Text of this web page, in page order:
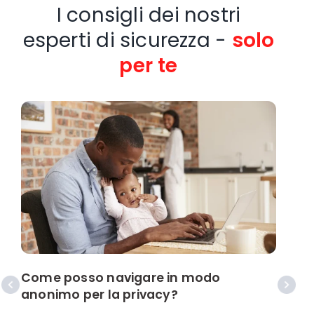
I consigli dei nostri
esperti di sicurezza - solo
per te
Come posso navigare in modo
anonimo per la privacy?